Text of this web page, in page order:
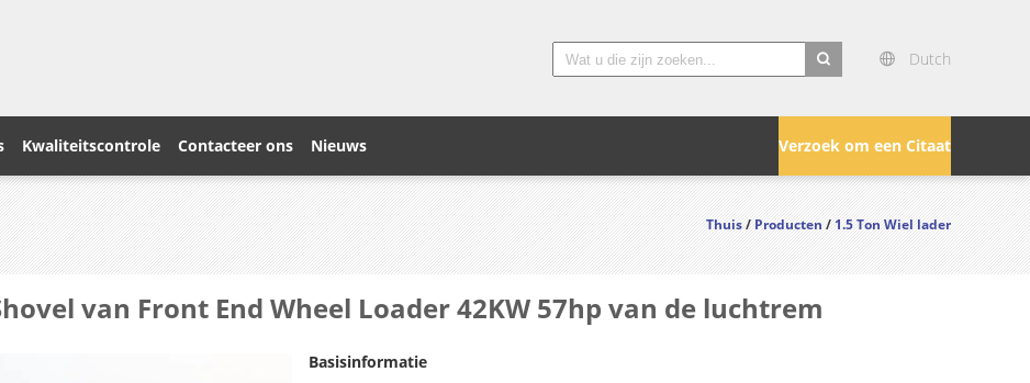
Dutch
Verzoek om een Citaat
Kwaliteitscontrole Contacteer ons Nieuws
Thuis/Producten/1.5 Ton Wiel lader
van Front End Wheel Loader 42KW 57hp van de luchtrem
Basisinformatie